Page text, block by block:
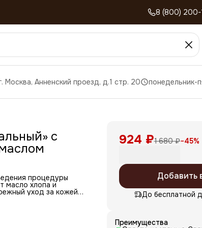
8 (800) 200-
Москва, Анненский проезд, д.1 стр. 20 понедельник-
с
процедуры
масло хлопа и
уход за кожей
кожу,
Возвращает
разглаживанию
создает защитный
924 ₽1 680 ₽−45%
Добавить
До бесплатной
Преимущества